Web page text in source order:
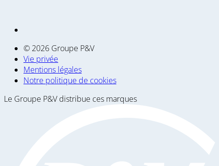
© 2026 Groupe P&V
Vie privée
Mentions légales
Notre politique de cookies
Le Groupe P&V distribue ces marques